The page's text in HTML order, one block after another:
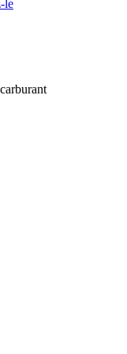
le